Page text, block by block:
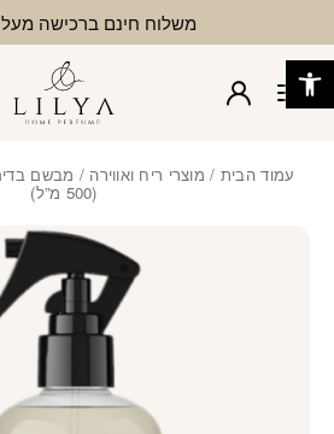
משלוח חינם ברכישה מעל 199 ש"ח
עמוד הבית / מוצרי ריח ואווירה
(500 מ”ל)
פתח סרגל נגישות